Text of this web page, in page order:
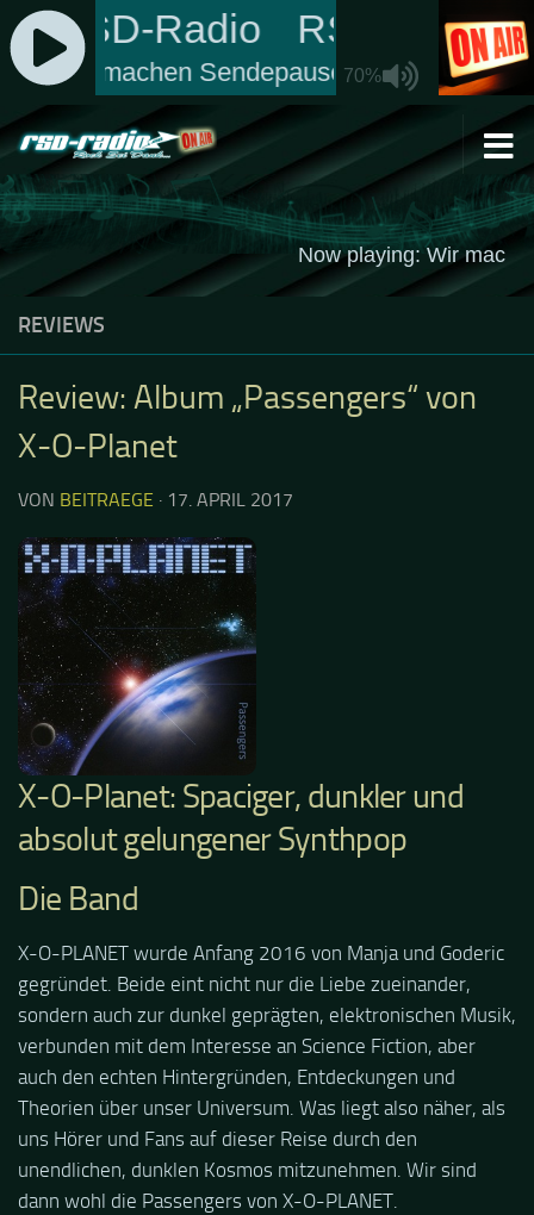
Zum Inhalt springen
REVIEWS
Review: Album „Passengers“ von
X-O-Planet
VON BEITRAEGE · 17. APRIL 2017
X-O-Planet: Spaciger, dunkler und
absolut gelungener Synthpop
Die Band
X-O-PLANET wurde Anfang 2016 von Manja und Goderic
gegründet. Beide eint nicht nur die Liebe zueinander,
sondern auch zur dunkel geprägten, elektronischen Musik,
verbunden mit dem Interesse an Science Fiction, aber
auch den echten Hintergründen, Entdeckungen und
Theorien über unser Universum. Was liegt also näher, als
uns Hörer und Fans auf dieser Reise durch den
unendlichen, dunklen Kosmos mitzunehmen. Wir sind
dann wohl die Passengers von X-O-PLANET.